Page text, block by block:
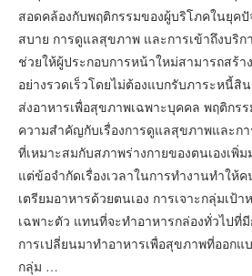
สอดคล้องกับพฤติกรรมของผู้บริโภคในยุค
สบาย การดูแลสุขภาพ และการเข้าถึงบริ
ช่วยให้ผู้ประกอบการหน้าใหม่สามารถสร้า
อย่างรวดเร็วโดยไม่ต้องแบกรับภาระหนี้สิ
ส่งอาหารเพื่อสุขภาพเฉพาะบุคคล พฤติกร
ความสำคัญกับเรื่องการดูแลสุขภาพและก
ที่เหมาะสมกับสภาพร่างกายของตนเองเพิ่
แต่ข้อจำกัดเรื่องเวลาในการทำงานทำให้
เตรียมอาหารด้วยตนเอง การเจาะกลุ่มเป้
เฉพาะตัว แทนที่จะทำอาหารกล่องทั่วไปที่
การเปลี่ยนมาทำอาหารเพื่อสุขภาพที่ออกแ
กลุ่ม …